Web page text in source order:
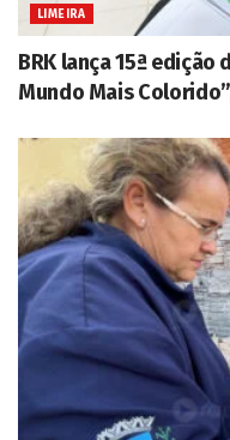
LIMEIRA
BRK lança 15ª edição
Mundo Mais